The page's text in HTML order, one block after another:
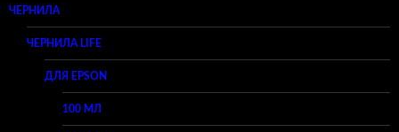
ЧЕРНИЛА
ЧЕРНИЛА LIFE
ДЛЯ EPSON
100 МЛ